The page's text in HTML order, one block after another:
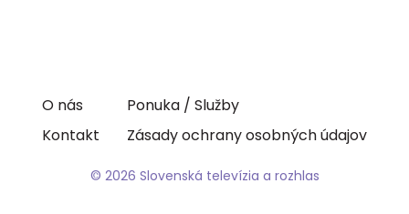
O nás
Kontakt
Ponuka / Služby
Zásady ochrany osobných údajov
© 2026 Slovenská televízia a rozhlas